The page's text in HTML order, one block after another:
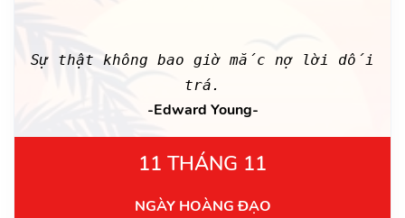
Sự thật không bao giờ mắc nợ lời dối
trá.
-Edward Young-
11 THÁNG 11
NGÀY HOÀNG ĐẠO